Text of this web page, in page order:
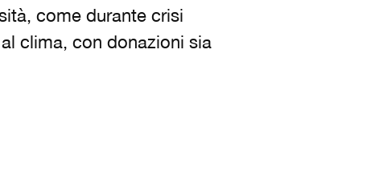
come durante crisi
clima, con donazioni sia